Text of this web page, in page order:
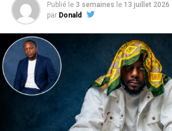
Publié le 3 semaines le 13 juillet 2026
par Donald